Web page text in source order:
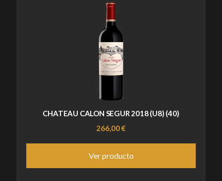
CHATEAU CALON SEGUR 2018 (U8) (40)
266,00 €
Ver producto